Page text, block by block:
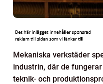
Mekaniska verkstäder
industrin, där de
teknik- och